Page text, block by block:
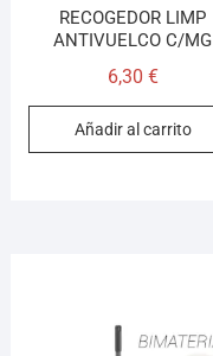
RECOGEDOR LIMP
ANTIVUELCO C/MG
6,30 €
Añadir al carrito